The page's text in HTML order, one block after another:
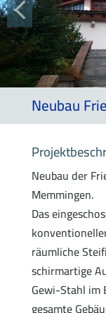
Neubau
Neubau der
Memmingen.
Das
räumliche
schirmartige
Gewi-Stahl im
gesamte